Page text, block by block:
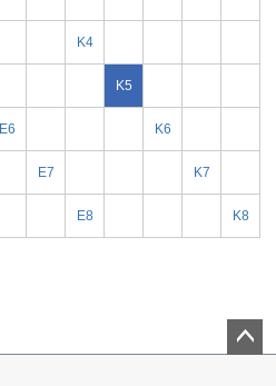
K4
K5
E6 K6
E7 K7
E8 K8